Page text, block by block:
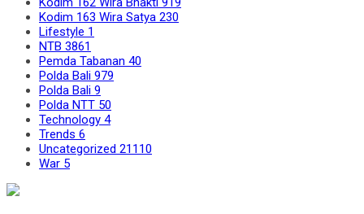
Kodim 163 Wira Satya 230
Lifestyle 1
NTB 3861
Pemda Tabanan 40
Polda Bali 979
Polda Bali 9
Polda NTT 50
Technology 4
Trends 6
Uncategorized 21110
War 5